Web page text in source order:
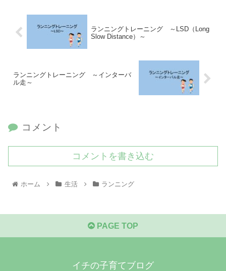
ランニングトレーニング ～LSD（Long
Slow Distance）～
ランニングトレーニング ～インターバ
ル走～
コメント
コメントを書き込む
ホーム 生活 ランニング
PAGE TOP
イチの子育てブログ